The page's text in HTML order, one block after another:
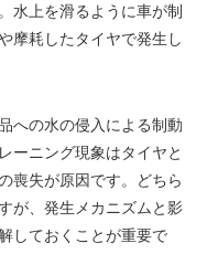
水上を滑るように車が制
摩耗したタイヤで発生し
への水の侵入による制動
ーニング現象はタイヤと
喪失が原因です。どちら
が、発生メカニズムと影
しておくことが重要で